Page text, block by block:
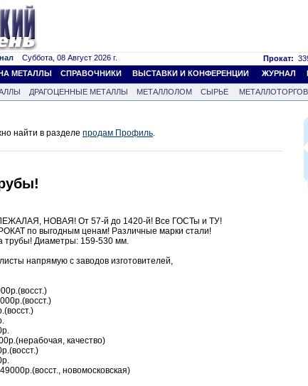
Суббота, 08 Август 2026 г. Прокат:
МЕТАЛЛЫ СПРАВОЧНИКИ ВЫСТАВКИ И КОНФЕРЕНЦИИ ЖУРНАЛ
ДРАГОЦЕННЫЕ МЕТАЛЛЫ МЕТАЛЛОЛОМ СЫРЬЕ
найти в разделе продам Профиль.
НОВАЯ! От 57-й до 1420-й! Все ГОСТы и ТУ!
по выгодным ценам! Различные марки стали!
Диаметры: 159-530 мм.
напрямую с заводов изготовителей,
качество)
новомосковская)